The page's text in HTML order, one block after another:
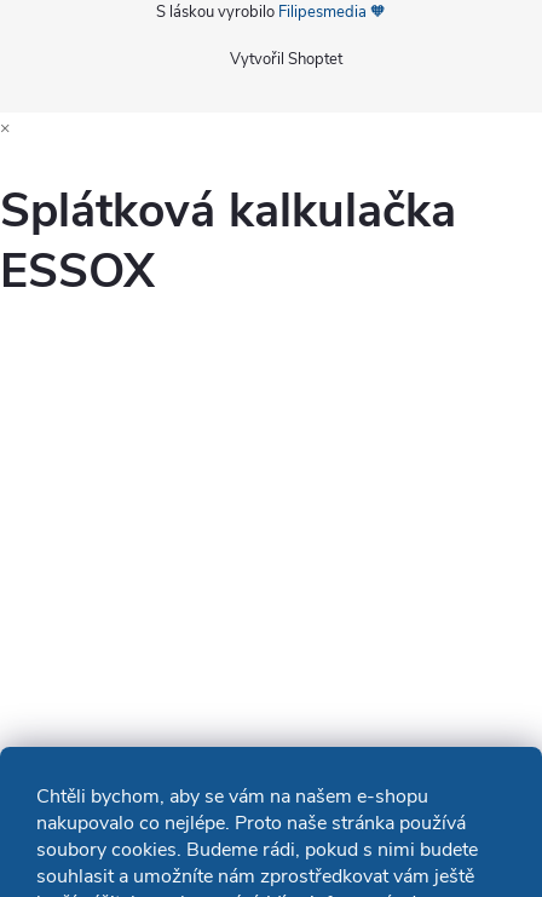
Chtěli bychom, aby se vám na našem e-shopu
nakupovalo co nejlépe. Proto naše stránka používá
soubory cookies. Budeme rádi, pokud s nimi budete
souhlasit a umožníte nám zprostředkovat vám ještě
Vytvořil Shoptet
S láskou vyrobilo Filipesmedia 🧡
×
Splátková kalkulačka
ESSOX